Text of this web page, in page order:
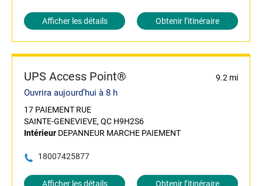
Afficher les détails Obtenir l’itinéraire
UPS Access Point® 9.2 mi
Ouvrira aujourd’hui à 8 h
17 PAIEMENT RUE
SAINTE-GENEVIEVE, QC H9H2S6
Intérieur DEPANNEUR MARCHE PAIEMENT
18007425877
Afficher les détails Obtenir l’itinéraire